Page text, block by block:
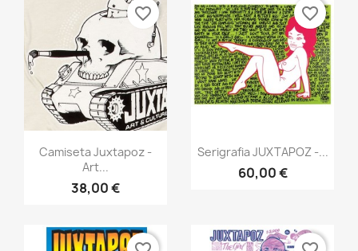
Vista rápida
Camiseta Juxtapoz -
Art...
38,00 €
favorite_border
Vista rápida
Serigrafia JUXTAPOZ -...
60,00 €
favorite_border